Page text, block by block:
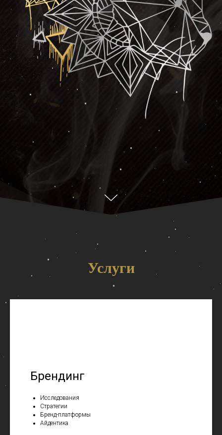
Услуги
Брендинг
Исследования
Стратегии
Бренд-платформы
Айдентика